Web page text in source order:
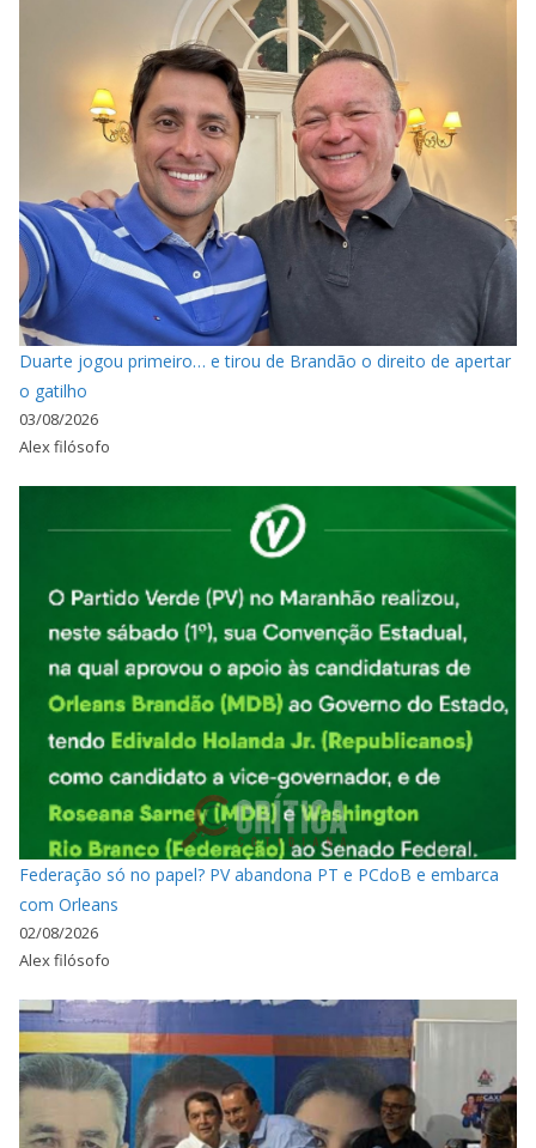
Duarte jogou primeiro… e tirou de Brandão o direito de apertar
o gatilho
03/08/2026
Alex filósofo
Federação só no papel? PV abandona PT e PCdoB e embarca
com Orleans
02/08/2026
Alex filósofo